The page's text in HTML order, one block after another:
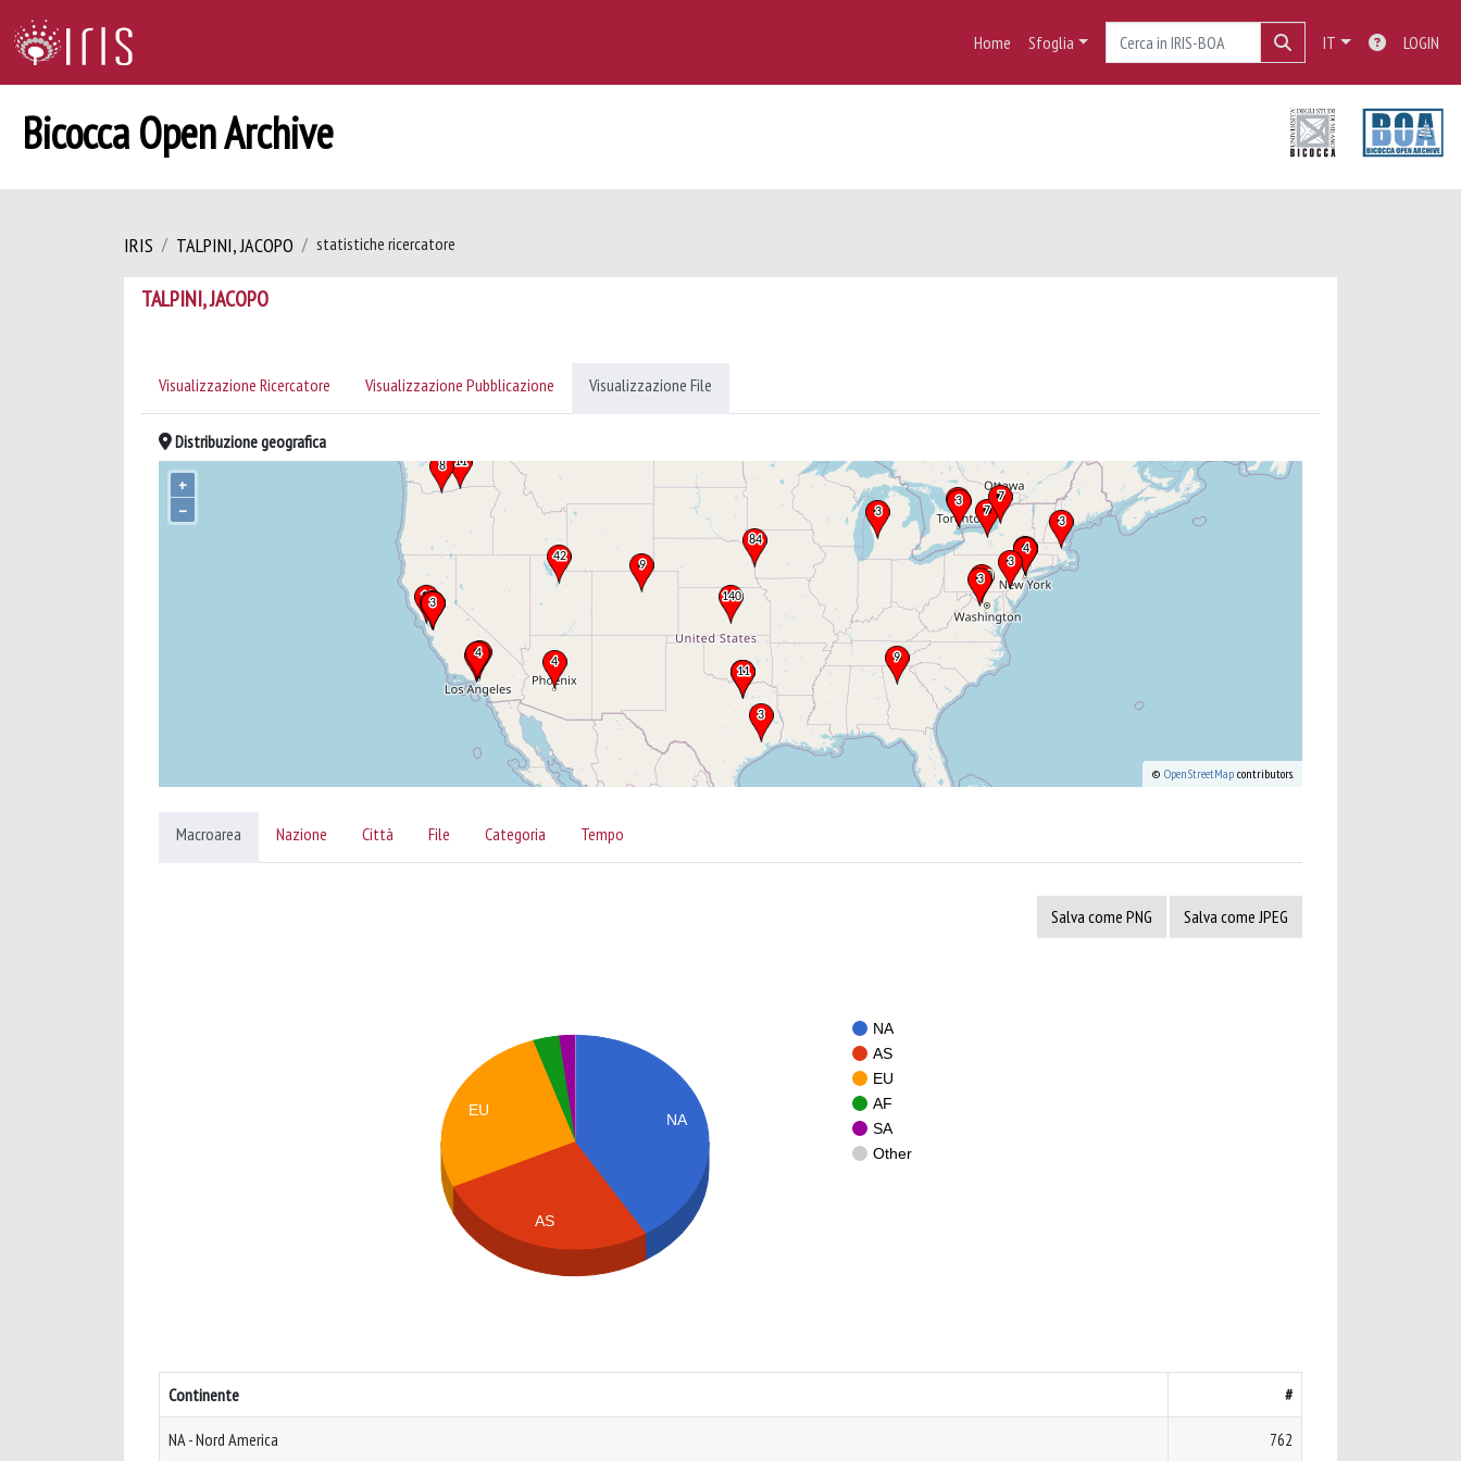
Home Sfoglia IT LOGIN
Bicocca Open Archive
IRIS TALPINI, JACOPO statistiche ricercatore
TALPINI, JACOPO
Visualizzazione Ricercatore Visualizzazione Pubblicazione Visualizzazione File
Distribuzione geografica
+
–
© OpenStreetMap contributors.
Macroarea Nazione Città File Categoria Tempo
Salva come PNG Salva come JPEG
NA
AS
EU
AF
SA
Other
NA
EU
AS
Continente #
NA - Nord America 762